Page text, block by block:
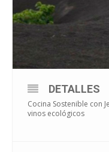
DETALLES
Cocina Sostenible con
vinos ecológicos